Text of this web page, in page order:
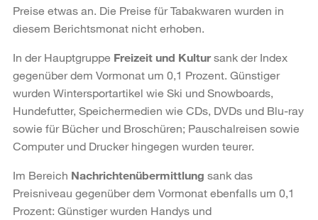
Preise etwas an. Die Preise für Tabakwaren wurden in
diesem Berichtsmonat nicht erhoben.
In der Hauptgruppe Freizeit und Kultursank der Index
gegenüber dem Vormonat um 0,1 Prozent. Günstiger
wurden Wintersportartikel wie Ski und Snowboards,
Hundefutter, Speichermedien wie CDs, DVDs und Blu-ray
sowie für Bücher und Broschüren; Pauschalreisen sowie
Computer und Drucker hingegen wurden teurer.
Im Bereich Nachrichtenübermittlung sank das
Preisniveau gegenüber dem Vormonat ebenfalls um 0,1
Prozent: Günstiger wurden Handys und